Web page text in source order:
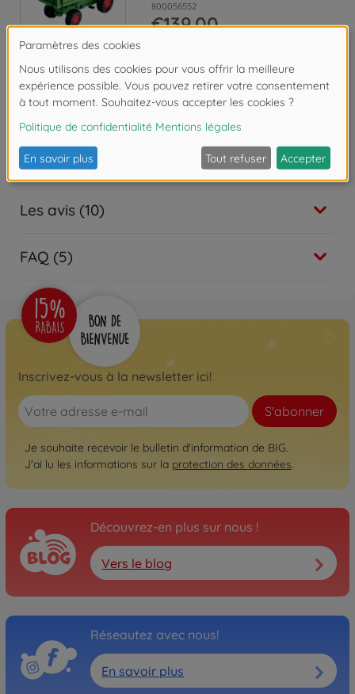
800056552
€139.00
Eicher
BIG Eicher Diesel ED 16
€129.00
Les avis (10)
FAQ (5)
Inscrivez-vous à la newsletter ici!
S'abonner
Je souhaite recevoir le bulletin d'information de BIG.
J'ai lu les informations sur la protection des données.
Découvrez-en plus sur nous !
Vers le blog
Réseautez avec nous!
En savoir plus